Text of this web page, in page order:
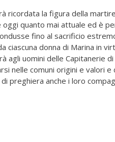
ricordata la figura della
quanto mai attuale ed è
fino al sacrificio
ciascuna donna di Marina in
agli uomini delle Capitanerie
nelle comuni origini e valori
preghiera anche i loro